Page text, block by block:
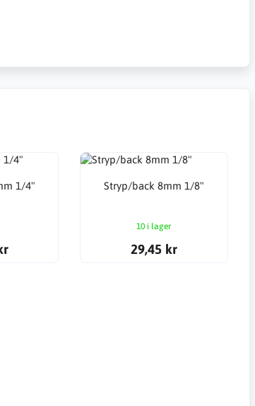
1/4" Stryp/back 8mm 1/8"
10 i lager
29,45 kr